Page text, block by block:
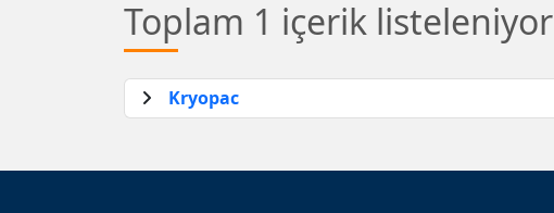
Toplam 1 içerik listeleniyor
Kryopac